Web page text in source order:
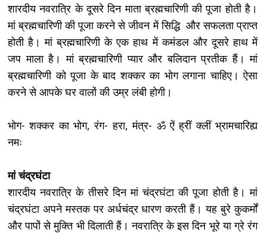
शारदीय नवरात्रि के दूसरे दिन माता ब्रह्मचारिणी की पूजा होती है।
मां ब्रह्मचारिणी की पूजा करने से जीवन में सिद्धि और सफलता प्राप्त
होती है। मां ब्रह्मचारिणी के एक हाथ में कमंडल और दूसरे हाथ में
जप माला है। मां ब्रह्मचारिणी प्यार और बलिदान प्रतीक हैं। मां
ब्रह्मचारिणी को पूजा के बाद शक्कर का भोग लगाना चाहिए। ऐसा
करने से आपके घर वालों की उम्र लंबी होगी।
भोग- शक्कर का भोग, रंग- हरा, मंत्र- ॐ ऐं ह्रीं क्लीं भ्रामचारिह्य
नमः
मां चंद्रघंटा
शारदीय नवरात्रि के तीसरे दिन मां चंद्रघंटा की पूजा होती है। मां
चंद्रघंटा अपने मस्तक पर अर्धचंद्र धारण करती हैं। यह बुरे कुकर्मों
और पापों से मुक्ति भी दिलाती हैं। नवरात्रि के इस दिन भूरे या ग्रे रंग